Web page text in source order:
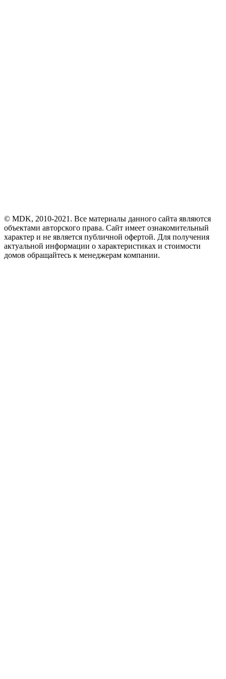
© MDK, 2010-2021. Все материалы данного сайта являются
объектами авторского права. Сайт имеет ознакомительный
характер и не является публичной офертой. Для получения
актуальной информации о характеристиках и стоимости
домов обращайтесь к менеджерам компании.